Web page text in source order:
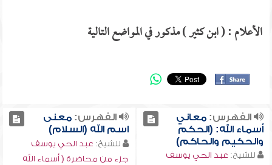
الأعلام : ( ابن كثير ) مذكور في المواضع التالية
الفهرس:معاني
أسماء الله: (الحكم
والحكيم والحاكم)
للشيخ: عبد الحي يوسف
الفهرس:معنى
اسم الله (السلام)
للشيخ: عبد الحي يوسف
جزء من محاضرة ( أسماء الله